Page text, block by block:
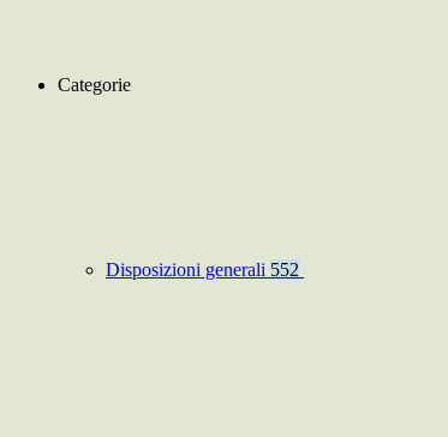
Categorie
Disposizioni generali 552